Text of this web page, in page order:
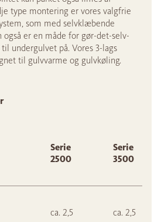
type montering er vores valgfrie
som med selvklæbende
er en måde for gør-det-selv-
undergulvet på. Vores 3-lags
til gulvvarme og gulvkøling.
Serie
2500
Serie
3500
ca. 2,5
ca. 2,5